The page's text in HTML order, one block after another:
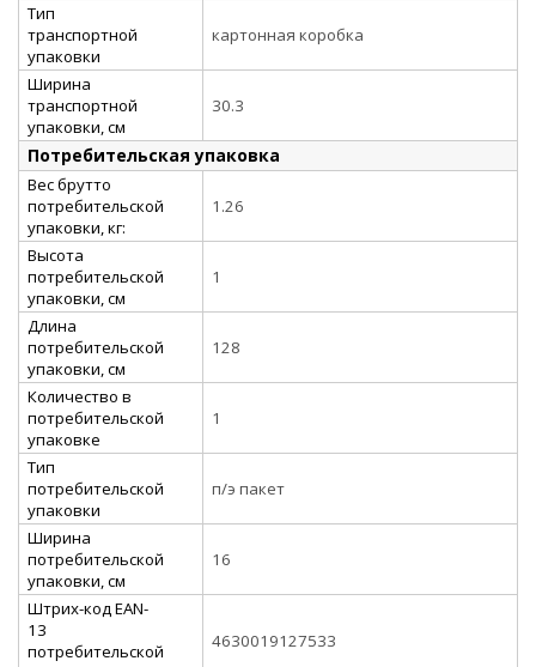
Тип
транспортной
упаковки
картонная коробка
Ширина
транспортной
упаковки, см
30.3
Потребительская упаковка
Вес брутто
потребительской
упаковки, кг:
1.26
Высота
потребительской
упаковки, см
1
Длина
потребительской
упаковки, см
128
Количество в
потребительской
упаковке
1
Тип
потребительской
упаковки
п/э пакет
Ширина
потребительской
упаковки, см
16
Штрих-код EAN-
13
потребительской
4630019127533